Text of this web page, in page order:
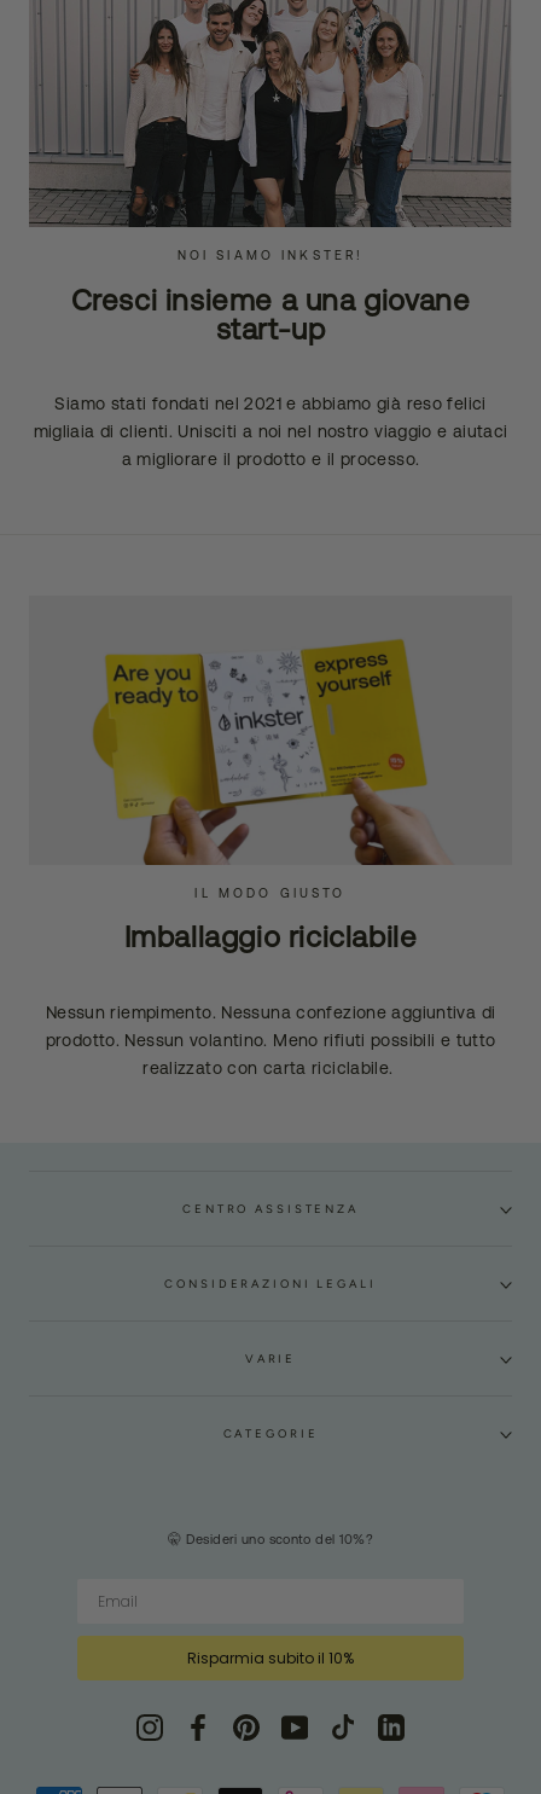
NOI SIAMO INKSTER!
Cresci insieme a una giovane
start-up
Siamo stati fondati nel 2021 e abbiamo già reso felici
migliaia di clienti. Unisciti a noi nel nostro viaggio e aiutaci
a migliorare il prodotto e il processo.
IL MODO GIUSTO
Imballaggio riciclabile
Nessun riempimento. Nessuna confezione aggiuntiva di
prodotto. Nessun volantino. Meno rifiuti possibili e tutto
realizzato con carta riciclabile.
CENTRO ASSISTENZA
CONSIDERAZIONI LEGALI
VARIE
CATEGORIE
🤫 Desideri uno sconto del 10%?
Risparmia subito il 10%